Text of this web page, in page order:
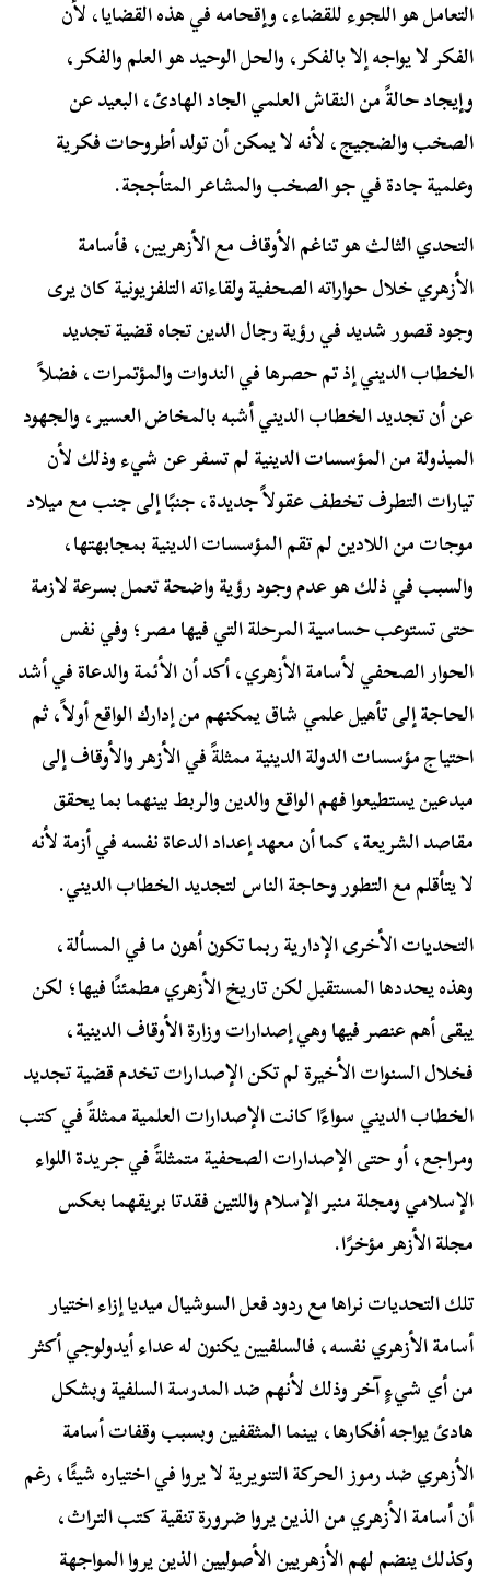
التعامل هو اللجوء للقضاء، وإقحامه في هذه القضايا، لأن
الفكر لا يواجه إلا بالفكر، والحل الوحيد هو العلم والفكر،
وإيجاد حالةً من النقاش العلمي الجاد الهادئ، البعيد عن
الصخب والضجيج، لأنه لا يمكن أن تولد أطروحات فكرية
وعلمية جادة في جو الصخب والمشاعر المتأججة.
التحدي الثالث هو تناغم الأوقاف مع الأزهريين، فأسامة
الأزهري خلال حواراته الصحفية ولقاءاته التلفزيونيةكان يرى
وجود قصور شديد في رؤية رجال الدين تجاه قضية تجديد
الخطاب الديني إذ تم حصرها في الندوات والمؤتمرات، فضلاً
عن أن تجديد الخطاب الديني أشبه بالمخاض العسير، والجهود
المبذولة من المؤسسات الدينية لم تسفر عن شيء وذلك لأن
تيارات التطرف تخطف عقولاً جديدة، جنبًا إلى جنب مع ميلاد
موجات من اللادين لم تقم المؤسسات الدينية بمجابهتها،
والسبب في ذلك هو عدم وجود رؤية واضحة تعمل بسرعة لازمة
حتى تستوعب حساسية المرحلة التي فيها مصر؛وفي نفس
الحوار الصحفي لأسامة الأزهري، أكد أن الأئمة والدعاة في أشد
الحاجة إلى تأهيل علمي شاق يمكنهم من إدارك الواقع أولاً، ثم
احتياج مؤسسات الدولة الدينية ممثلةً في الأزهر والأوقاف إلى
مبدعين يستطيعوا فهم الواقع والدين والربط بينهما بما يحقق
مقاصد الشريعة، كما أن معهد إعداد الدعاة نفسه في أزمة لأنه
لا يتأقلم مع التطور وحاجة الناس لتجديد الخطاب الديني.
التحديات الأخرى الإدارية ربما تكون أهون ما في المسألة،
وهذه يحددها المستقبل لكن تاريخ الأزهري مطمئنًا فيها؛ لكن
يبقى أهم عنصر فيها وهي إصدارات وزارة الأوقاف الدينية،
فخلال السنوات الأخيرة لم تكن الإصدارات تخدم قضية تجديد
الخطاب الديني سواءًا كانت الإصدارات العلمية ممثلةً في كتب
ومراجع، أو حتى الإصدارات الصحفية متمثلةً في جريدة اللواء
الإسلامي ومجلة منبر الإسلام واللتين فقدتا بريقهما بعكس
مجلة الأزهر مؤخرًا.
تلك التحديات نراها مع ردود فعل السوشيال ميديا إزاء اختيار
أسامة الأزهري نفسه، فالسلفيين يكنون له عداء أيدولوجي أكثر
من أي شيءٍ آخر وذلك لأنهم ضد المدرسة السلفية وبشكل
هادئ يواجه أفكارها، بينما المثقفين وبسبب وقفات أسامة
الأزهري ضد رموز الحركة التنويرية لا يروا في اختياره شيئًا، رغم
أن أسامة الأزهري من الذين يروا ضرورة تنقية كتب التراث،
وكذلك ينضم لهم الأزهريين الأصوليين الذين يروا المواجهة